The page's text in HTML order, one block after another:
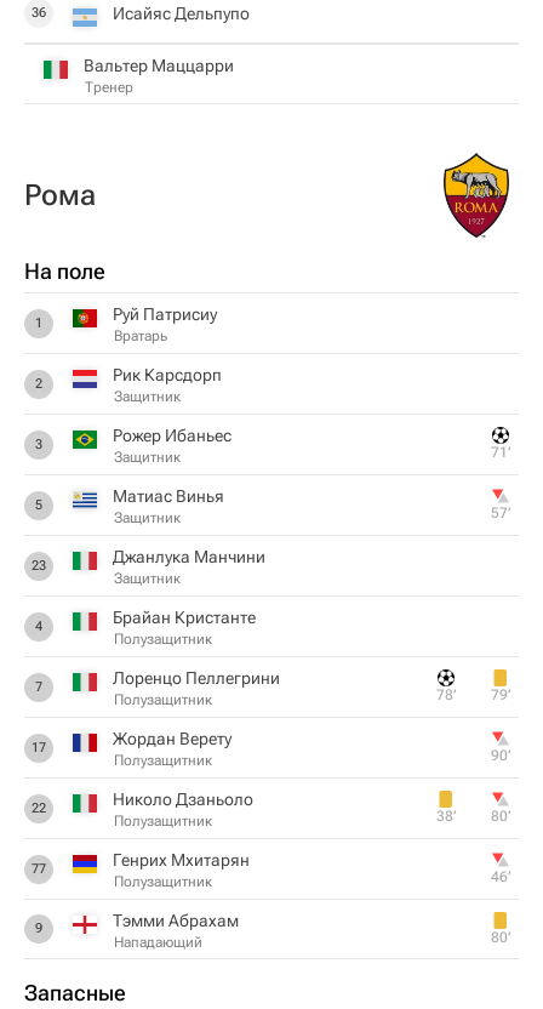
36 Исайяс Дельпупо
Вальтер Маццарри
Тренер
Рома
На поле
1 Руй Патрисиу
Вратарь
2 Рик Карсдорп
Защитник
3 Рожер Ибаньес
Защитник 71‎’‎
5 Матиас Винья
Защитник 57‎’‎
23 Джанлука Манчини
Защитник
4 Брайан Кристанте
Полузащитник
7 Лоренцо Пеллегрини
Полузащитник 78‎’‎ 79‎’‎
17 Жордан Верету
Полузащитник 90‎’‎
22 Николо Дзаньоло
Полузащитник 38‎’‎ 80‎’‎
77 Генрих Мхитарян
Полузащитник 46‎’‎
9 Тэмми Абрахам
Нападающий 80‎’‎
Запасные